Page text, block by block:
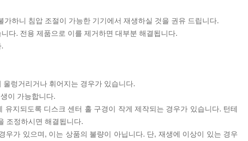
하니 침압 조절이 가능한 기기에서 재생하실 것을 권유 드립니다.
다. 전용 제품으로 이를 제거하면 대부분 해결됩니다.
렁거리거나 휘어지는 경우가 있습니다.
이 가능합니다.
지되도록 디스크 센터 홀 구경이 작게 제작되는 경우가 있습니다. 턴테
조정하시면 해결됩니다.
가 있으며, 이는 상품의 불량이 아닙니다. 단, 재생에 이상이 있는 경우